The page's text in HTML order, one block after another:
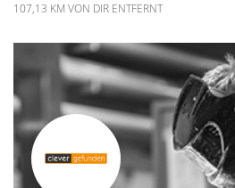
107,13 KM VON DIR ENTFERNT